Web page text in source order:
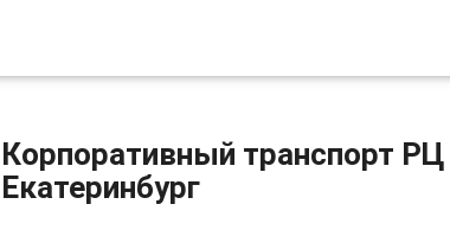
Корпоративный транспорт
Екатеринбург